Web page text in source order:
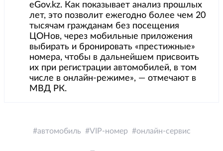
eGov.kz. Как показывает анализ прошлых
лет, это позволит ежегодно более чем 20
тысячам гражданам без посещения
ЦОНов, через мобильные приложения
выбирать и бронировать «престижные»
номера, чтобы в дальнейшем присвоить
их при регистрации автомобилей, в том
числе в онлайн-режиме», — отмечают в
МВД РК.
автомобиль VIP-номер онлайн-сервис